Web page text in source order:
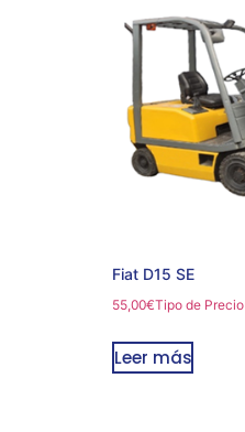
Fiat D15 SE
55,00€Tipo de Precio
Leer más